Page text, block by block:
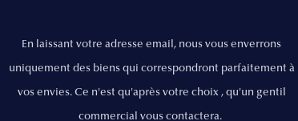
En laissant votre adresse email, nous vous enverrons
uniquement des biens qui correspondront parfaitement à
vos envies. Ce n'est qu'après votre choix , qu'un gentil
commercial vous contactera.